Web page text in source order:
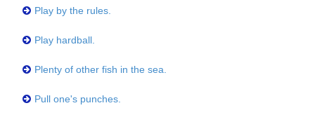
Play by the rules.
Play hardball.
Plenty of other fish in the sea.
Pull one's punches.